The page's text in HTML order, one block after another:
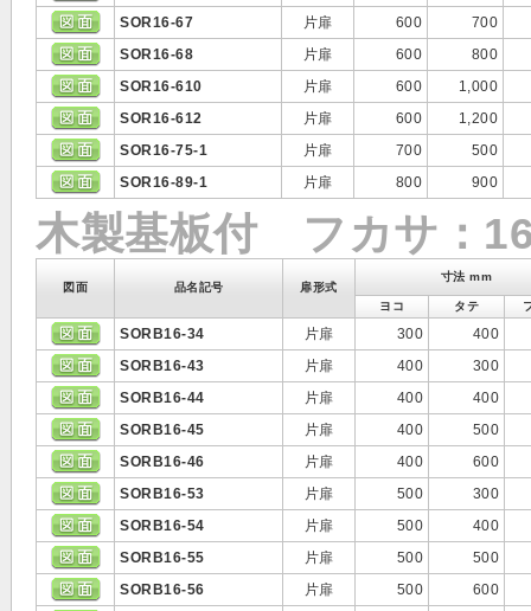
SOR16-67
片扉 600
700
SOR16-68
片扉 600
800
SOR16-610
片扉 600
1,000
SOR16-612
片扉 600
1,200
SOR16-75-1
片扉 700
500
SOR16-89-1
片扉 800 900
木製基板付 フカサ：
図面 品名記号 扉形式
寸法 mm
ヨコ タテ
SORB16-34 片扉 300
400
SORB16-43
片扉 400
300
SORB16-44
片扉 400
400
SORB16-45
片扉 400
500
SORB16-46
片扉 400
600
SORB16-53
片扉 500
300
SORB16-54
片扉 500
400
SORB16-55
片扉 500
500
SORB16-56
片扉 500
600